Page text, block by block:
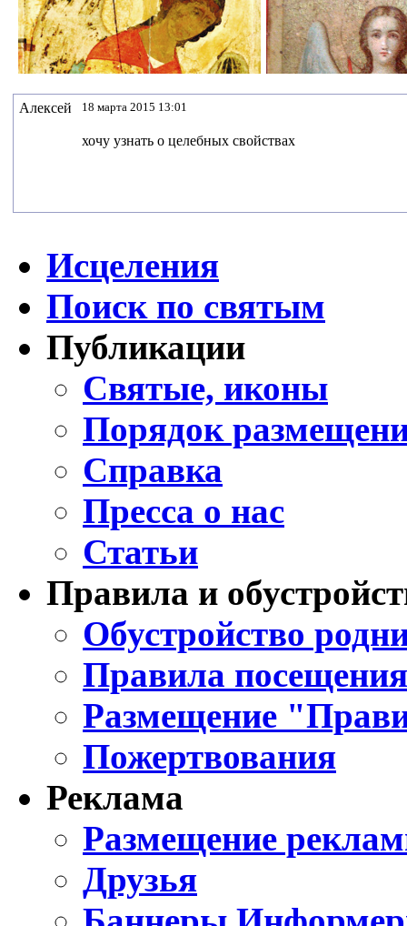
Алексей 18 марта 2015 13:01
хочу узнать о целебных свойствах
Исцеления
Поиск по святым
Публикации
Святые, иконы
Порядок
Справка
Пресса о нас
Статьи
Правила и
Обустройство
Правила
Размещение
Пожертвования
Реклама
Размещение
Друзья